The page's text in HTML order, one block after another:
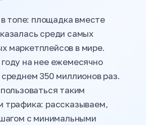
топе: площадка вместе
среди самых
маркетплейсов в мире.
на нее ежемесячно
350 миллионов раз.
таким
трафика: рассказываем,
с минимальными